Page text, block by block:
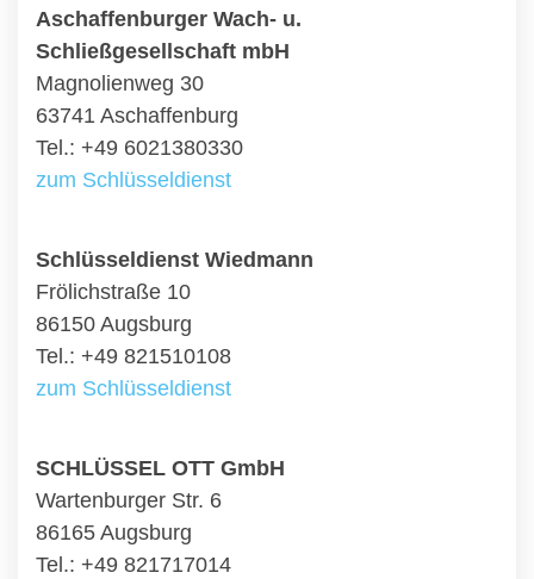
Aschaffenburger Wach- u.
Schließgesellschaft mbH
Magnolienweg 30
63741 Aschaffenburg
Tel.: +49 6021380330
zum Schlüsseldienst
Schlüsseldienst Wiedmann
Frölichstraße 10
86150 Augsburg
Tel.: +49 821510108
zum Schlüsseldienst
SCHLÜSSEL OTT GmbH
Wartenburger Str. 6
86165 Augsburg
Tel.: +49 821717014